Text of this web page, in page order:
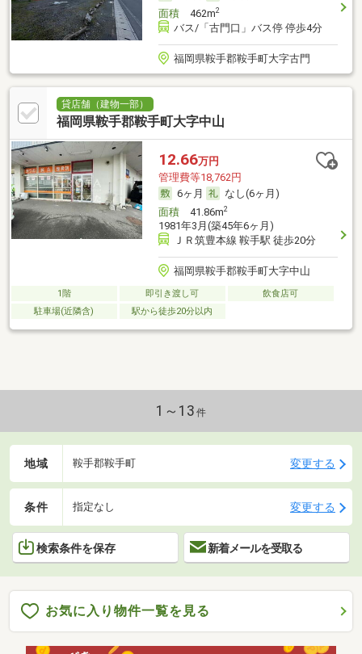
面積462m2
バス/「古門口」バス停 停歩4分
福岡県鞍手郡鞍手町大字古門
貸店舗（建物一部）
福岡県鞍手郡鞍手町大字中山
12.66万円
管理費等18,762円
6ヶ月
なし(6ヶ月)
面積41.86m2
1981年3月(築45年6ヶ月)
ＪＲ筑豊本線 鞍手駅 徒歩20分
福岡県鞍手郡鞍手町大字中山
1階 即引き渡し可
飲食店可
駐車場(近隣含)
駅から徒歩20分以内
1～13 件
地域 鞍手郡鞍手町 変更する
条件 指定なし 変更する
検索条件を保存 新着メールを受取る
お気に入り物件一覧を見る